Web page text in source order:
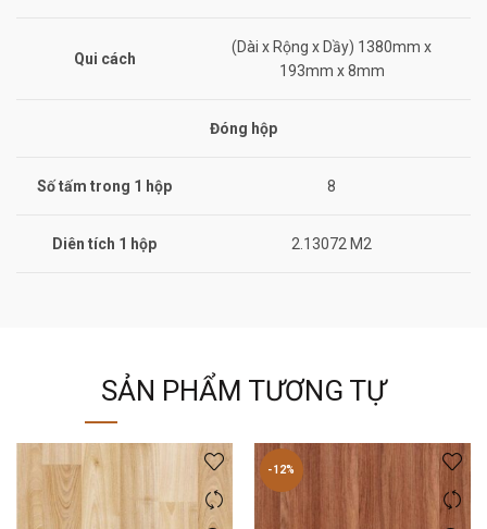
Qui cách
(Dài x Rộng x Dầy) 1380mm x
193mm x 8mm
Đóng hộp
Số tấm trong 1 hộp 8
Diên tích 1 hộp 2.13072 M2
SẢN PHẨM TƯƠNG TỰ
-12%